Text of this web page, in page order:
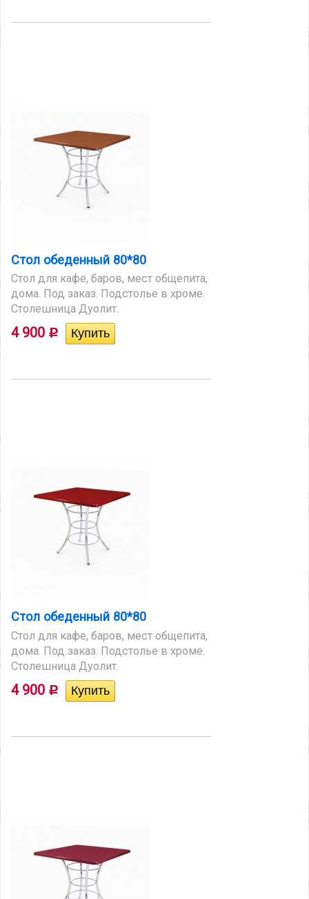
Стол обеденный 80*80
Стол для кафе, баров, мест общепита,
дома. Под заказ. Подстолье в хроме.
Столешница Дуолит.
4 900 Р
Стол обеденный 80*80
Стол для кафе, баров, мест общепита,
дома. Под заказ. Подстолье в хроме.
Столешница Дуолит.
4 900 Р